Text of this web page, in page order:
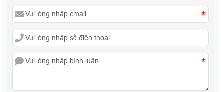
*
*